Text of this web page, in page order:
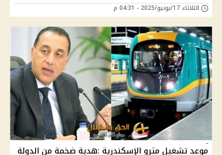
الثلاثاء 17/يونيو/2025 - 04:31 م
موعد تشغيل مترو الإسكندرية :هدية ضخمة من الدولة